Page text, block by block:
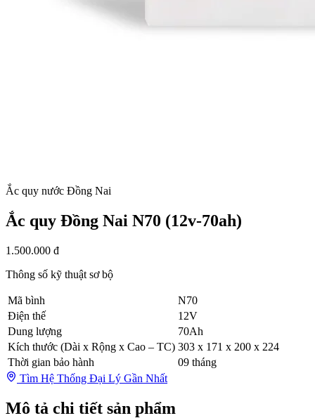
Ắc quy nước Đồng Nai
Ắc quy Đồng Nai N70 (12v-70ah)
1.500.000 đ
Thông số kỹ thuật sơ bộ
Mã bình
N70
Điện thế
12V
Dung lượng
70Ah
Kích thước (Dài x Rộng x Cao – TC) 303 x 171 x 200 x 224
Thời gian bảo hành
09 tháng
Tìm Hệ Thống Đại Lý Gần Nhất
Mô tả chi tiết sản phẩm